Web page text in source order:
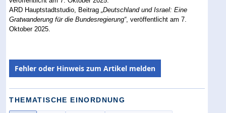
ARD Hauptstadtstudio, Beitrag„Deutschland und Israel: Eine
Gratwanderung für die Bundesregierung“, veröffentlicht am 7.
Oktober 2025.
Fehler oder Hinweis zum Artikel melden
THEMATISCHE EINORDNUNG